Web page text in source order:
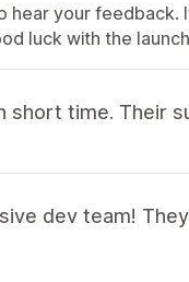
your feedback.
luck with the
time. Their
dev team!